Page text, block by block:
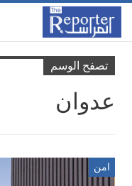
تصفح الوسم
عدوان
امن